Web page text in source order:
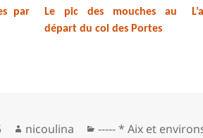
par
Le pic des mouches au
départ du col des Portes
Auteur
nicoulina Catégories
----- * Aix et